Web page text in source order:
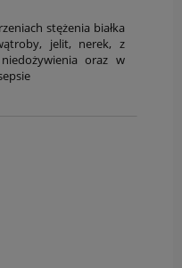
stężenia białka
jelit, nerek, z
oraz w